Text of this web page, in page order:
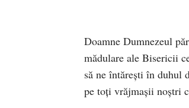
Doamne Dumnezeul
mădulare ale Bisericii
să ne întăreşti în duhul
pe toţi vrăjmaşii noştri